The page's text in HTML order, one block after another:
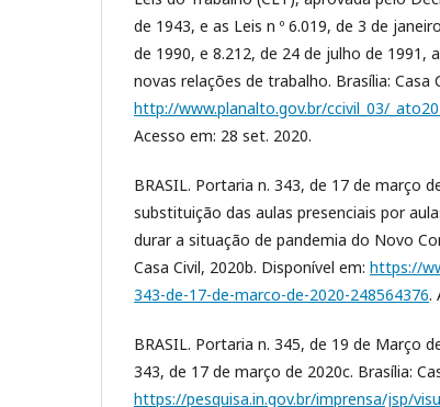
de 1943, e as Leis n º 6.019, de 3 de
de 1990, e 8.212, de 24 de julho de 1991,
novas relações de trabalho. Brasília: Casa
http://www.planalto.gov.br/ccivil_03/
Acesso em: 28 set. 2020.
BRASIL. Portaria n. 343, de 17 de março
substituição das aulas presenciais por
durar a situação de pandemia do Novo
Casa Civil, 2020b. Disponível em: https://
343-de-17-de-marco-de-2020-248564376.
BRASIL. Portaria n. 345, de 19 de Março
343, de 17 de março de 2020c. Brasília:
https://pesquisa.in.gov.br/imprensa/jsp/